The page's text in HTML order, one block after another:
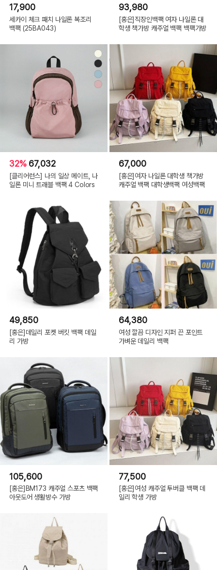
17,900
세카이 체크 패치 나일론 복조리
백팩 (25BA043)
93,980
[홍은]직장인백팩 여자 나일론 대
학생 책가방 캐주얼 백팩 백팩가방
32% 67,032
[클리어런스] 나의 일상 메이트, 나
일론 미니 트래블 백팩 4 Colors
67,000
[홍은]여자 나일론 대학생 책가방
캐주얼 백팩 대학생백팩 여성백팩
49,850
[홍은]데일리 포켓 버킷 백팩 데일
리 가방
64,380
여성 깔끔 디자인 지퍼 끈 포인트
가벼운 데일리 백팩
105,600
[홍은]BM173 캐주얼 스포츠 백팩
아웃도어 생활방수 가방
77,500
[홍은]여성 캐주얼 투버클 백팩 데
일리 학생 가방